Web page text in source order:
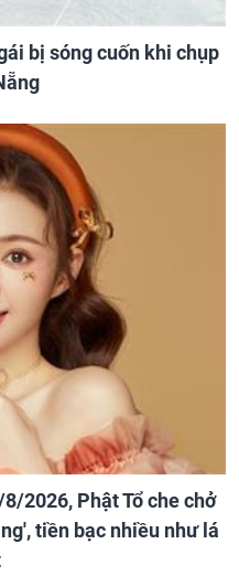
bị sóng cuốn khi chụp
2026, Phật Tổ che chở
tiền bạc nhiều như lá